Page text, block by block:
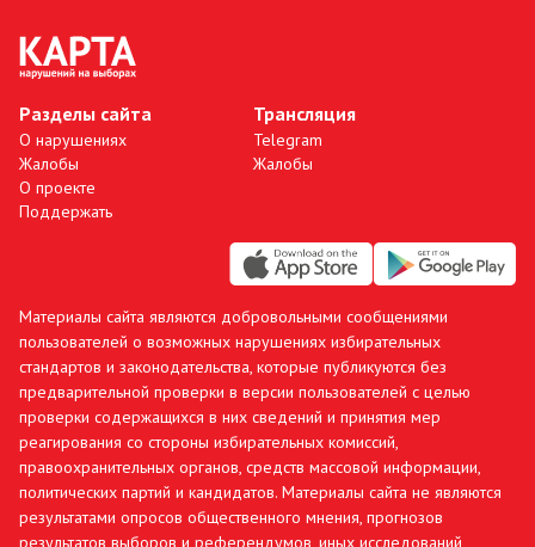
Разделы сайта
О нарушениях
Жалобы
О проекте
Поддержать
Трансляция
Telegram
Жалобы
Материалы сайта являются добровольными сообщениями
пользователей о возможных нарушениях избирательных
стандартов и законодательства, которые публикуются без
предварительной проверки в версии пользователей с целью
проверки содержащихся в них сведений и принятия мер
реагирования со стороны избирательных комиссий,
правоохранительных органов, средств массовой информации,
политических партий и кандидатов. Материалы сайта не являются
результатами опросов общественного мнения, прогнозов
результатов выборов и референдумов, иных исследований,